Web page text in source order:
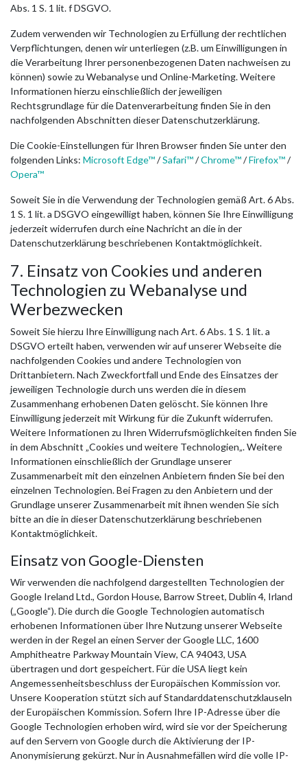
Abs. 1 S. 1 lit. f DSGVO.
Zudem verwenden wir Technologien zu Erfüllung der rechtlichen
Verpflichtungen, denen wir unterliegen (z.B. um Einwilligungen in
die Verarbeitung Ihrer personenbezogenen Daten nachweisen zu
können) sowie zu Webanalyse und Online-Marketing. Weitere
Informationen hierzu einschließlich der jeweiligen
Rechtsgrundlage für die Datenverarbeitung finden Sie in den
nachfolgenden Abschnitten dieser Datenschutzerklärung.
Die Cookie-Einstellungen für Ihren Browser finden Sie unter den
folgenden Links: Microsoft Edge™/Safari™/Chrome™/Firefox™/
Opera™
Soweit Sie in die Verwendung der Technologien gemäß Art. 6 Abs.
1 S. 1 lit. a DSGVO eingewilligt haben, können Sie Ihre Einwilligung
jederzeit widerrufen durch eine Nachricht an die in der
Datenschutzerklärung beschriebenen Kontaktmöglichkeit.
7. Einsatz von Cookies und anderen
Technologien zu Webanalyse und
Werbezwecken
Soweit Sie hierzu Ihre Einwilligung nach Art. 6 Abs. 1 S. 1 lit. a
DSGVO erteilt haben, verwenden wir auf unserer Webseite die
nachfolgenden Cookies und andere Technologien von
Drittanbietern. Nach Zweckfortfall und Ende des Einsatzes der
jeweiligen Technologie durch uns werden die in diesem
Zusammenhang erhobenen Daten gelöscht. Sie können Ihre
Einwilligung jederzeit mit Wirkung für die Zukunft widerrufen.
Weitere Informationen zu Ihren Widerrufsmöglichkeiten finden Sie
in dem Abschnitt „Cookies und weitere Technologien„. Weitere
Informationen einschließlich der Grundlage unserer
Zusammenarbeit mit den einzelnen Anbietern finden Sie bei den
einzelnen Technologien. Bei Fragen zu den Anbietern und der
Grundlage unserer Zusammenarbeit mit ihnen wenden Sie sich
bitte an die in dieser Datenschutzerklärung beschriebenen
Kontaktmöglichkeit.
Einsatz von Google-Diensten
Wir verwenden die nachfolgend dargestellten Technologien der
Google Ireland Ltd., Gordon House, Barrow Street, Dublin 4, Irland
(„Google“). Die durch die Google Technologien automatisch
erhobenen Informationen über Ihre Nutzung unserer Webseite
werden in der Regel an einen Server der Google LLC, 1600
Amphitheatre Parkway Mountain View, CA 94043, USA
übertragen und dort gespeichert. Für die USA liegt kein
Angemessenheitsbeschluss der Europäischen Kommission vor.
Unsere Kooperation stützt sich auf Standarddatenschutzklauseln
der Europäischen Kommission. Sofern Ihre IP-Adresse über die
Google Technologien erhoben wird, wird sie vor der Speicherung
auf den Servern von Google durch die Aktivierung der IP-
Anonymisierung gekürzt. Nur in Ausnahmefällen wird die volle IP-